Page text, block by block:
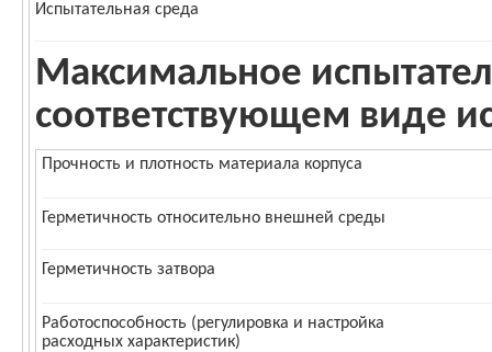
Испытательная среда
Максимальное
соответствующем виде
Прочность и плотность материала корпуса
Герметичность относительно внешней среды
Герметичность затвора
Работоспособность (регулировка и настройка
расходных характеристик)